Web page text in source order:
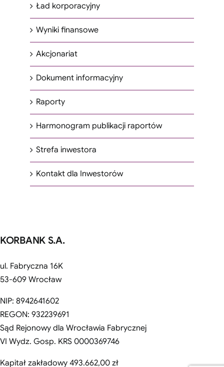
Ład korporacyjny
Wyniki finansowe
Akcjonariat
Dokument informacyjny
Raporty
Harmonogram publikacji raportów
Strefa inwestora
Kontakt dla Inwestorów
KORBANK S.A.
ul. Fabryczna 16K
53-609 Wrocław
NIP: 8942641602
REGON: 932239691
Sąd Rejonowy dla Wrocławia Fabrycznej
VI Wydz. Gosp. KRS 0000369746
Kapitał zakładowy 493.662,00 zł